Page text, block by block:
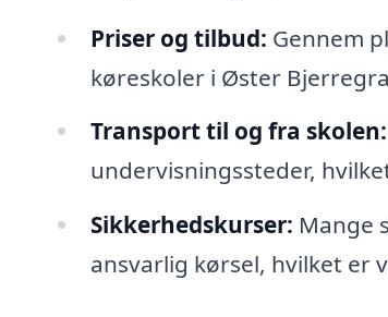
Priser og tilbud: Gennem
køreskoler i Øster
Transport til og fra skolen:
undervisningssteder,
Sikkerhedskurser: Mange
ansvarlig kørsel, hvilket er